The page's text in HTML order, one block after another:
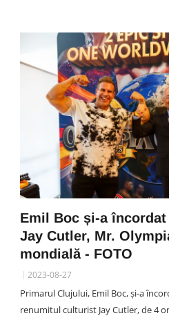
Emil Boc și-a
Jay Cutler, Mr.
mondială - FOTO
2023-08-27
Primarul Clujului, Emil Boc, și-a
renumitul culturist Jay Cutler, de 4